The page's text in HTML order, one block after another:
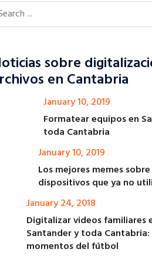
sobre
en Cantabria
January 10, 2019
Formatear equipos en
toda Cantabria
January 10, 2019
Los mejores memes sobre
dispositivos que ya no
January 24, 2018
Digitalizar videos familiares
Santander y toda
momentos del fútbol